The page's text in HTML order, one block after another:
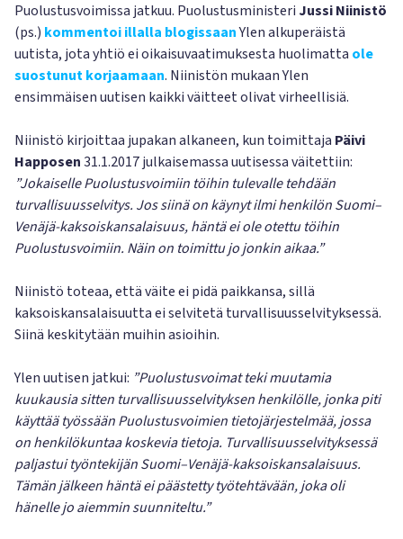
Puolustusvoimissa jatkuu. Puolustusministeri Jussi Niinistö
(ps.) kommentoi illalla blogissaanYlen alkuperäistä
uutista, jota yhtiö ei oikaisuvaatimuksesta huolimatta ole
suostunut korjaamaan. Niinistön mukaan Ylen
ensimmäisen uutisen kaikki väitteet olivat virheellisiä.
Niinistö kirjoittaa jupakan alkaneen, kun toimittaja Päivi
Happosen31.1.2017 julkaisemassa uutisessa väitettiin:
”Jokaiselle Puolustusvoimiin töihin tulevalle tehdään
turvallisuusselvitys. Jos siinä on käynyt ilmi henkilön Suomi–
Venäjä-kaksoiskansalaisuus, häntä ei ole otettu töihin
Puolustusvoimiin. Näin on toimittu jo jonkin aikaa.”
Niinistö toteaa, että väite ei pidä paikkansa, sillä
kaksoiskansalaisuutta ei selvitetä turvallisuusselvityksessä.
Siinä keskitytään muihin asioihin.
Ylen uutisen jatkui: ”Puolustusvoimat teki muutamia
kuukausia sitten turvallisuusselvityksen henkilölle, jonka piti
käyttää työssään Puolustusvoimien tietojärjestelmää, jossa
on henkilökuntaa koskevia tietoja. Turvallisuusselvityksessä
paljastui työntekijän Suomi–Venäjä-kaksoiskansalaisuus.
Tämän jälkeen häntä ei päästetty työtehtävään, joka oli
hänelle jo aiemmin suunniteltu.”